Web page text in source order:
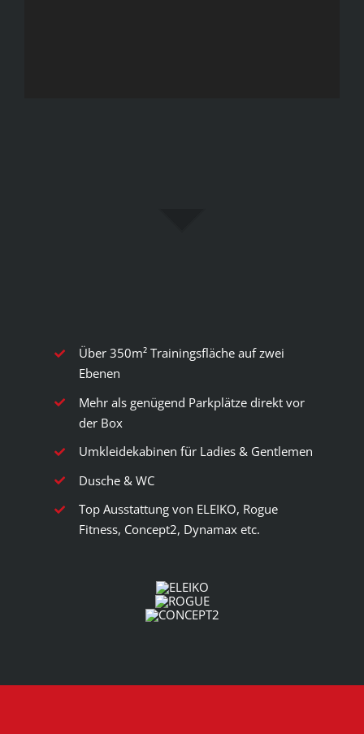
Über 350m² Trainingsfläche auf zwei
Ebenen
Mehr als genügend Parkplätze direkt vor
der Box
Umkleidekabinen für Ladies & Gentlemen
Dusche & WC
Top Ausstattung von ELEIKO, Rogue
Fitness, Concept2, Dynamax etc.